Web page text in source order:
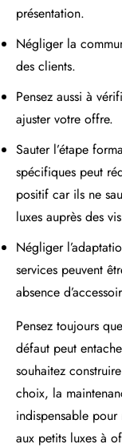
présentation.
Négliger la
des clients.
Pensez aussi à
ajuster votre offre.
Sauter l’étape
spécifiques peut
positif car ils ne
luxes auprès des
Négliger
services peuvent
absence
Pensez toujours
défaut peut
souhaitez
choix, la
indispensable pour
aux petits luxes à